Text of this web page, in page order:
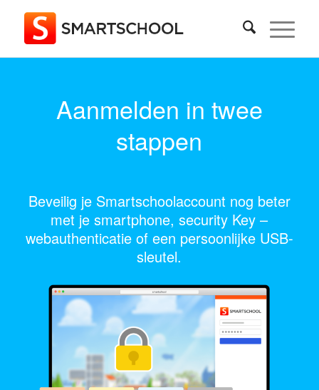
Aanmelden in twee
stappen
Beveilig je Smartschoolaccount nog beter
met je smartphone, security Key –
webauthenticatie of een persoonlijke USB-
sleutel.